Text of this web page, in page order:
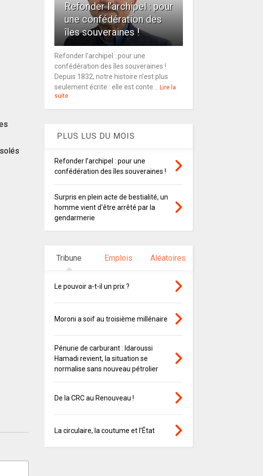
Refonder l’archipel : pour
une confédération des
îles souveraines !
Refonder l’archipel : pour une
confédération des îles souveraines !
Depuis 1832, notre histoire n’est plus
seulement écrite : elle est conte...
Lire la
suite
PLUS LUS DU MOIS
Refonder l’archipel : pour une
confédération des îles souveraines !
Surpris en plein acte de bestialité, un
homme vient d'être arrêté par la
gendarmerie
Tribune Emplois Aléatoires
Le pouvoir a-t-il un prix ?
Moroni a soif au troisième millénaire
Pénurie de carburant : Idaroussi
Hamadi revient, la situation se
normalise sans nouveau pétrolier
De la CRC au Renouveau !
La circulaire, la coutume et l’État